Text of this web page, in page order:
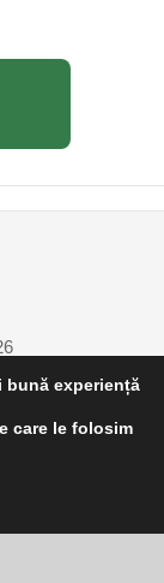
bună experiență
care le folosim